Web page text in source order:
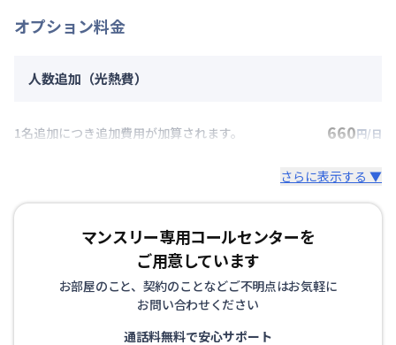
オプション料金
人数追加（光熱費）
1名追加につき追加費用が加算されます。 660円/日
さらに表示する ▼
マンスリー専用コールセンターを
ご用意しています
お部屋のこと、契約のことなどご不明点はお気軽に
お問い合わせください
通話料無料で安心サポート